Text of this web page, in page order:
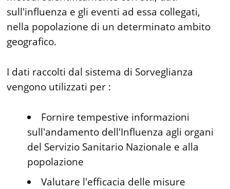
sull'influenza e gli eventi ad essa collegati,
nella popolazione di un determinato ambito
geografico.
I dati raccolti dal sistema di Sorveglianza
vengono utilizzati per :
Fornire tempestive informazioni
sull'andamento dell'Influenza agli organi
del Servizio Sanitario Nazionale e alla
popolazione
Valutare l'efficacia delle misure